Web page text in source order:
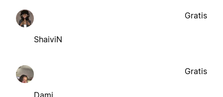
ShaiviN
Gratis
Dami
Gratis